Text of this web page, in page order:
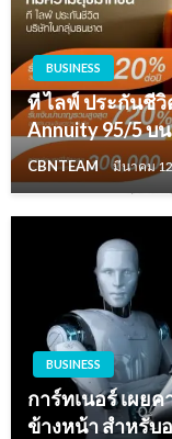
BUSINESS
ที ไลฟ์ ประกันชี
Annuity 95/5
CBNTEAM มีนาคม
BUSINESS
การ์ทเนอร์ เผ
ข้างหน้า สำหรับ